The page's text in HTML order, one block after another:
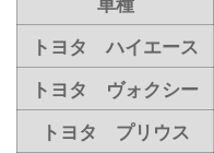
車種
トヨタ ハイエース
トヨタ ヴォクシー
トヨタ プリウス